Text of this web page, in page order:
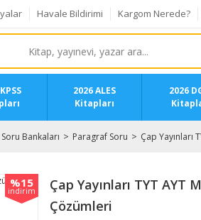
Havale Bildirimi Kargom Nerede?
2026 ALES
Kitapları
2026
Soru Bankaları Paragraf Soru Çap Yayınları
%15
indirim
Çap Yayınları TYT AYT
Çözümleri